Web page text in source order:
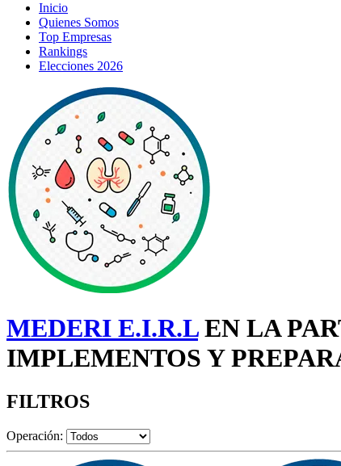
Inicio
Quienes Somos
Top Empresas
Rankings
Elecciones 2026
MEDERI E.I.R.LEN LA
IMPLEMENTOS Y
FILTROS
Operación: